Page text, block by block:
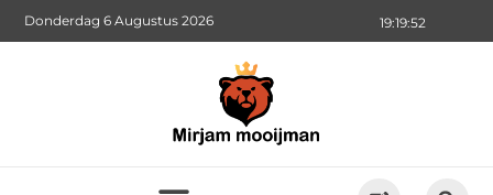
19:19:53
Donderdag 6 Augustus 2026